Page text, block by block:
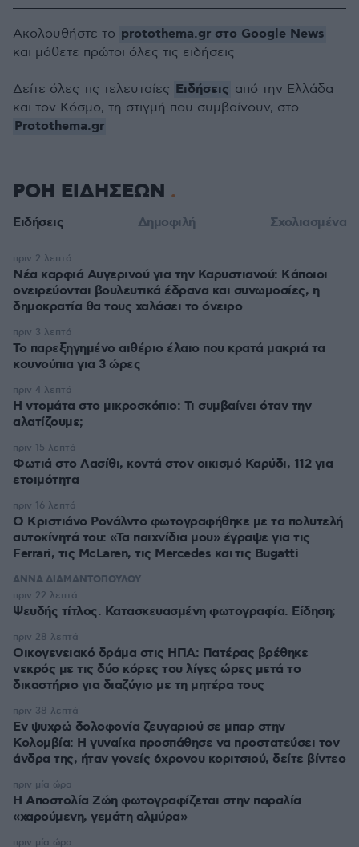
Ακολουθήστε το protothema.gr στο Google News
και μάθετε πρώτοι όλες τις ειδήσεις
Δείτε όλες τις τελευταίες Ειδήσεις από την Ελλάδα
και τον Κόσμο, τη στιγμή που συμβαίνουν, στο
Protothema.gr
ΡΟΗ ΕΙΔΗΣΕΩΝ
Ειδήσεις Δημοφιλή Σχολιασμένα
Νέα καρφιά Αυγερινού για την Καρυστιανού: Kάποιοι
ονειρεύονται βουλευτικά έδρανα και συνωμοσίες, η
δημοκρατία θα τους χαλάσει το όνειρο
πριν 2 λεπτά
Το παρεξηγημένο αιθέριο έλαιο που κρατά μακριά τα
κουνούπια για 3 ώρες
πριν 3 λεπτά
Η ντομάτα στο μικροσκόπιο: Τι συμβαίνει όταν την
αλατίζουμε;
πριν 4 λεπτά
Φωτιά στο Λασίθι, κοντά στον οικισμό Καρύδι, 112 για
ετοιμότητα
πριν 15 λεπτά
Ο Κριστιάνο Ρονάλντο φωτογραφήθηκε με τα πολυτελή
αυτοκίνητά του: «Τα παιχνίδια μου» έγραψε για τις
Ferrari, τις McLaren, τις Mercedes και τις Bugatti
πριν 16 λεπτά
ΑΝΝΑ ΔΙΑΜΑΝΤΟΠΟΥΛΟΥ
Ψευδής τίτλος. Κατασκευασμένη φωτογραφία. Είδηση;
πριν 22 λεπτά
Οικογενειακό δράμα στις ΗΠΑ: Πατέρας βρέθηκε
νεκρός με τις δύο κόρες του λίγες ώρες μετά το
δικαστήριο για διαζύγιο με τη μητέρα τους
πριν 28 λεπτά
Εν ψυχρώ δολοφονία ζευγαριού σε μπαρ στην
Κολομβία: Η γυναίκα προσπάθησε να προστατεύσει τον
άνδρα της, ήταν γονείς 6χρονου κοριτσιού, δείτε βίντεο
πριν 38 λεπτά
H Αποστολία Ζώη φωτογραφίζεται στην παραλία
«χαρούμενη, γεμάτη αλμύρα»
πριν μία ώρα
πριν μία ώρα